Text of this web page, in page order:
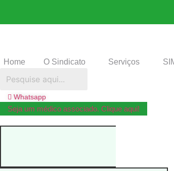
Home O Sindicato Serviços
Whatsapp
Seja um médico associado. Clique aqui!